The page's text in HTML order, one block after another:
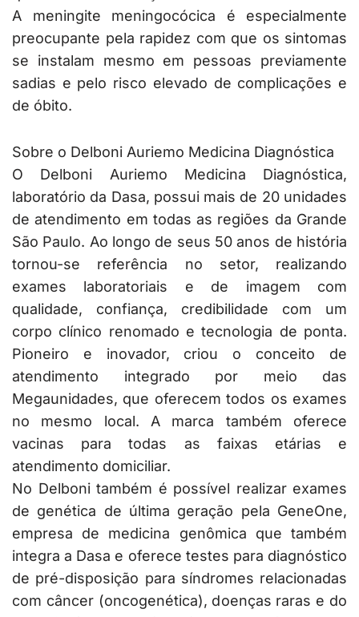
A meningite meningocócica é especialmente
preocupante pela rapidez com que os sintomas
se instalam mesmo em pessoas previamente
sadias e pelo risco elevado de complicações e
de óbito.
Sobre o Delboni Auriemo Medicina Diagnóstica
O Delboni Auriemo Medicina Diagnóstica,
laboratório da Dasa, possui mais de 20 unidades
de atendimento em todas as regiões da Grande
São Paulo. Ao longo de seus 50 anos de história
tornou-se referência no setor, realizando
exames laboratoriais e de imagem com
qualidade, confiança, credibilidade com um
corpo clínico renomado e tecnologia de ponta.
Pioneiro e inovador, criou o conceito de
atendimento integrado por meio das
Megaunidades, que oferecem todos os exames
no mesmo local. A marca também oferece
vacinas para todas as faixas etárias e
atendimento domiciliar.
No Delboni também é possível realizar exames
de genética de última geração pela GeneOne,
empresa de medicina genômica que também
integra a Dasa e oferece testes para diagnóstico
de pré-disposição para síndromes relacionadas
com câncer (oncogenética), doenças raras e do